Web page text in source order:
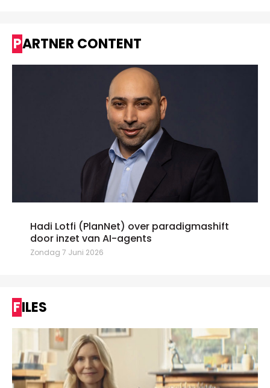
PARTNER CONTENT
Hadi Lotfi (PlanNet) over paradigmashift
door inzet van AI-agents
Zondag 7 Juni 2026
FILES